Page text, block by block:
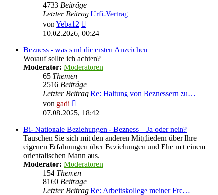
4733 Beiträge
Letzter Beitrag Urfi-Vertrag
von Yeba12
Beitrag
10.02.2026, 00:24
Bezness - was sind die ersten Anzeichen
Worauf sollte ich achten?
Moderator: Moderatoren
65 Themen
2516 Beiträge
Letzter Beitrag Re: Haltung von Beznessern zu…
von gadi
Beitrag
07.08.2025, 18:42
Bi- Nationale Beziehungen - Bezness – Ja oder nein?
Tauschen Sie sich mit den anderen Mitgliedern über Ihre
eigenen Erfahrungen über Beziehungen und Ehe mit einem
orientalischen Mann aus.
Moderator: Moderatoren
154 Themen
8160 Beiträge
Letzter Beitrag Re: Arbeitskollege meiner Fre…